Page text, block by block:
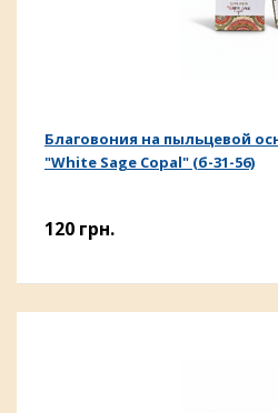
Благовония на пыльцевой
"White Sage Copal" (б-31-56)
120 грн.